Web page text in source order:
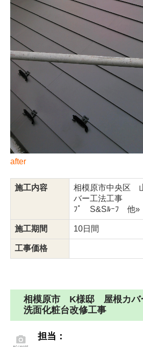
after
施工内容
相模原市中央区
バー工法工事
ﾌﾟ S&Sﾙｰﾌ 他»
施工期間 10日間
工事価格
相模原市 K様邸 屋根カバ
洗面化粧台改修工事
担当：